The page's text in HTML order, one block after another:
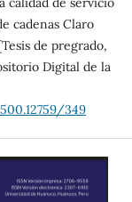
cadenas Claro
de pregrado,
Digital de la
349